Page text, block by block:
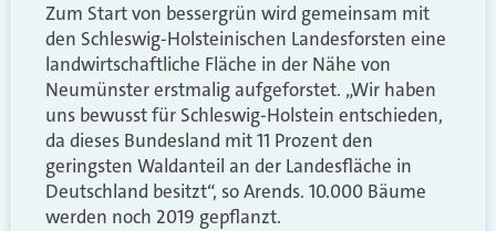
Zum Start von bessergrün wird gemeinsam mit
den Schleswig-Holsteinischen Landesforsten eine
landwirtschaftliche Fläche in der Nähe von
Neumünster erstmalig aufgeforstet. „Wir haben
uns bewusst für Schleswig-Holstein entschieden,
da dieses Bundesland mit 11 Prozent den
geringsten Waldanteil an der Landesfläche in
Deutschland besitzt“, so Arends. 10.000 Bäume
werden noch 2019 gepflanzt.